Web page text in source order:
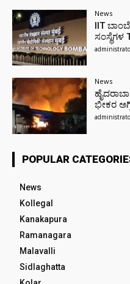
News
IIT
ಸಂಸ್ಥೆಗಳ
News
ಭೀಕರ
POPULAR
News
Kollegal
Kanakapura
Ramanagara
Malavalli
Sidlaghatta